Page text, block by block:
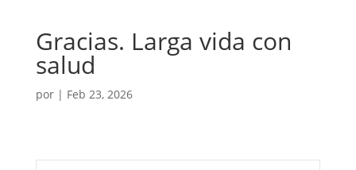
Gracias. Larga vida con
salud
por | Feb 23, 2026